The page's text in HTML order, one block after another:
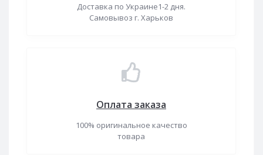
Доставка по Украине1-2 дня.
Самовывоз г. Харьков
Оплата заказа
100% оригинальное качество
товара